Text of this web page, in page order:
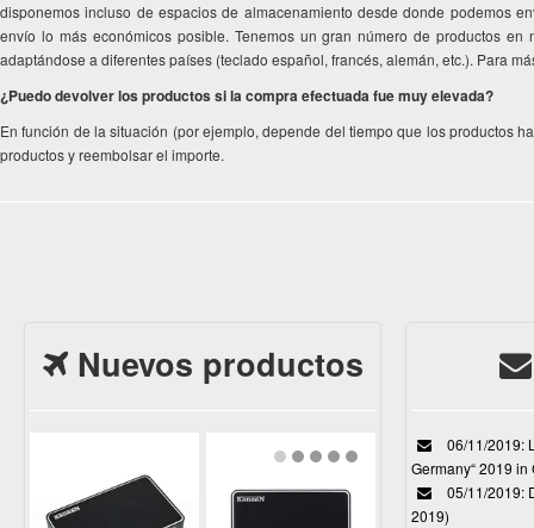
disponemos incluso de espacios de almacenamiento desde donde podemos
envío lo más económicos posible. Tenemos un gran número de productos
adaptándose a diferentes países (teclado español, francés, alemán, etc.). Para
¿Puedo devolver los productos si la compra efectuada fue muy elevada?
En función de la situación (por ejemplo, depende del tiempo que los productos
productos y reembolsar el importe.
Nuevos productos
06/11/2019:
Germany“ 2019
05/11/2019:
2019)